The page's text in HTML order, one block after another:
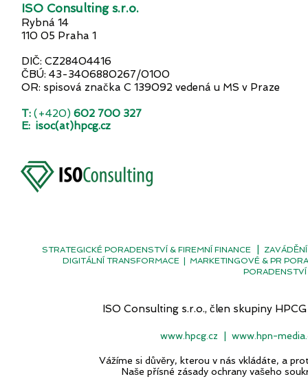
ISO Consulting s.r.o.
Rybná 14
110 05 Praha 1
DIČ: CZ28404416
ČBÚ: 43-3406880267/0100
OR: spisová značka C 139092 vedená u MS v Praze
T: (+420) 602 700 327
E: isoc(at)hpcg.cz
STRATEGICKÉ PORADENSTVÍ & FIREMNÍ FINANCE |
DIGITÁLNÍ TRANSFORMACE | MARKETINGOVÉ & PR
ISO Consulting s.r.o., člen skupiny
www.hpcg.cz | www.hpn-
Vážíme si důvěry, kterou v nás vkládáte, a
Naše přísné zásady ochrany vašeho